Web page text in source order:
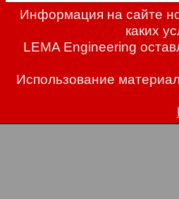
Информация на сайте
каких
LEMA Engineering
Использование